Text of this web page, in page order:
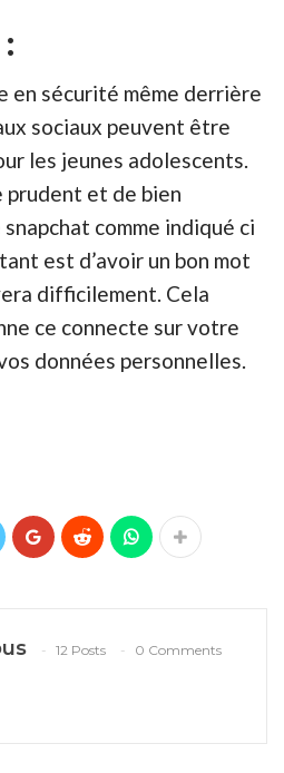
:
en sécurité même derrière
sociaux peuvent être
les jeunes adolescents.
prudent et de bien
comme indiqué ci
est d’avoir un bon mot
difficilement. Cela
ce connecte sur votre
données personnelles.
12 Posts 0 Comments